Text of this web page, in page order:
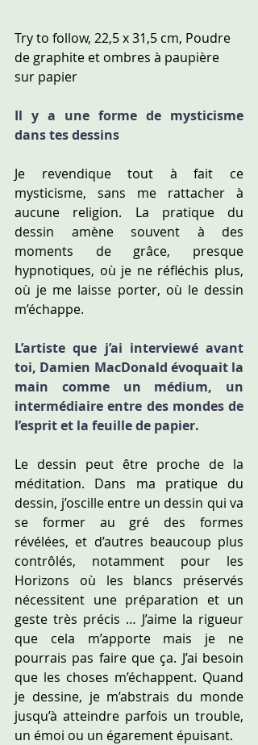
Try to follow, 22,5 x 31,5 cm, Poudre
de graphite et ombres à paupière
sur papier
Il y a une forme de mysticisme
dans tes dessins
Je revendique tout à fait ce
mysticisme, sans me rattacher à
aucune religion. La pratique du
dessin amène souvent à des
moments de grâce, presque
hypnotiques, où je ne réfléchis plus,
où je me laisse porter, où le dessin
m’échappe.
L’artiste que j’ai interviewé avant
toi, Damien MacDonald évoquait la
main comme un médium, un
intermédiaire entre des mondes de
l’esprit et la feuille de papier.
Le dessin peut être proche de la
méditation. Dans ma pratique du
dessin, j’oscille entre un dessin qui va
se former au gré des formes
révélées, et d’autres beaucoup plus
contrôlés, notamment pour les
Horizons où les blancs préservés
nécessitent une préparation et un
geste très précis … J’aime la rigueur
que cela m’apporte mais je ne
pourrais pas faire que ça. J’ai besoin
que les choses m’échappent. Quand
je dessine, je m’abstrais du monde
jusqu’à atteindre parfois un trouble,
un émoi ou un égarement épuisant.